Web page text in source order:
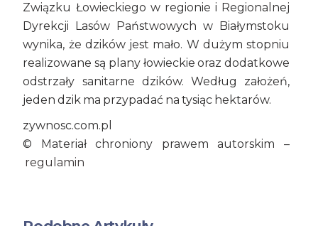
Związku Łowieckiego w regionie i Regionalnej
Dyrekcji Lasów Państwowych w Białymstoku
wynika, że dzików jest mało. W dużym stopniu
realizowane są plany łowieckie oraz dodatkowe
odstrzały sanitarne dzików. Według założeń,
jeden dzik ma przypadać na tysiąc hektarów.
zywnosc.com.pl
© Materiał chroniony prawem autorskim –
regulamin